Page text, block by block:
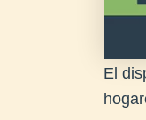
El